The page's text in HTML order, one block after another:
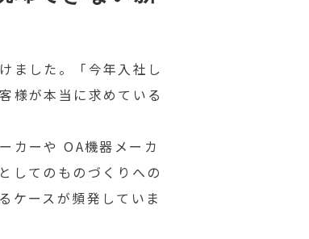
ました。「今年入社し
様が本当に求めている
カーや OA機器メーカ
してのものづくりへの
ケースが頻発していま